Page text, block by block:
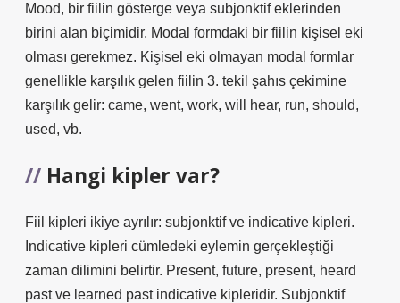
Mood, bir fiilin gösterge veya subjonktif eklerinden
birini alan biçimidir. Modal formdaki bir fiilin kişisel eki
olması gerekmez. Kişisel eki olmayan modal formlar
genellikle karşılık gelen fiilin 3. tekil şahıs çekimine
karşılık gelir: came, went, work, will hear, run, should,
used, vb.
Hangi kipler var?
Fiil kipleri ikiye ayrılır: subjonktif ve indicative kipleri.
Indicative kipleri cümledeki eylemin gerçekleştiği
zaman dilimini belirtir. Present, future, present, heard
past ve learned past indicative kipleridir. Subjonktif